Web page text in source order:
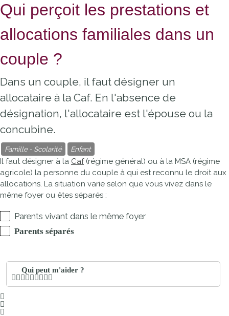
Qui perçoit les prestations et
allocations familiales dans un
couple ?
Dans un couple, il faut désigner un
allocataire à la Caf. En l'absence de
désignation, l'allocataire est l'épouse ou la
concubine.
Famille - Scolarité Enfant
Il faut désigner à la Caf(régime général) ou à la MSA (régime
agricole) la personne du couple à qui est reconnu le droit aux
allocations. La situation varie selon que vous vivez dans le
même foyer ou êtes séparés :
Parents vivant dans le même foyer
Parents séparés
Qui peut m'aider ?